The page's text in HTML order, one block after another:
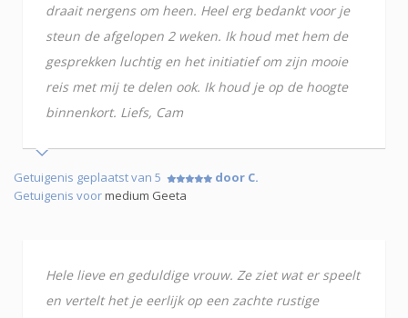
draait nergens om heen. Heel erg bedankt voor je
steun de afgelopen 2 weken. Ik houd met hem de
gesprekken luchtig en het initiatief om zijn mooie
reis met mij te delen ook. Ik houd je op de hoogte
binnenkort. Liefs, Cam
Getuigenis geplaatst van 5
door C.
Getuigenis voormedium Geeta
Hele lieve en geduldige vrouw. Ze ziet wat er speelt
en vertelt het je eerlijk op een zachte rustige